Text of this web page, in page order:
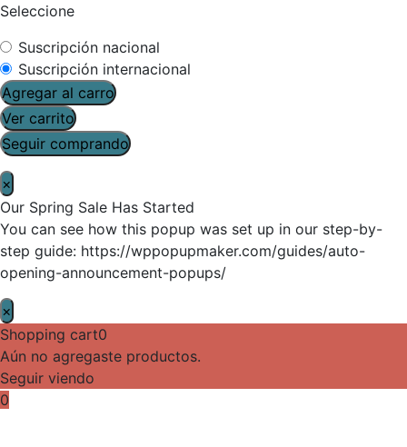
Seleccione
Suscripción nacional
Suscripción internacional
Agregar al carro
Ver carrito
Seguir comprando
×
Our Spring Sale Has Started
You can see how this popup was set up in our step-by-
step guide: https://wppopupmaker.com/guides/auto-
opening-announcement-popups/
×
Shopping cart0
Aún no agregaste productos.
Seguir viendo
0